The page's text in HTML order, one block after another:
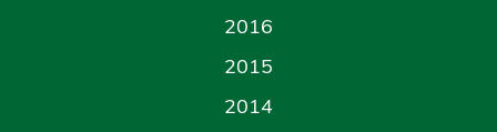
2016
2015
2014